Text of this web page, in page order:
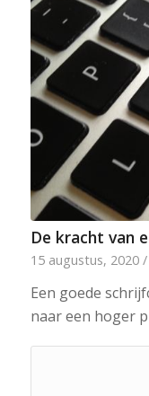
De kracht van
15 augustus, 2020 /
Een goede
naar een hoger